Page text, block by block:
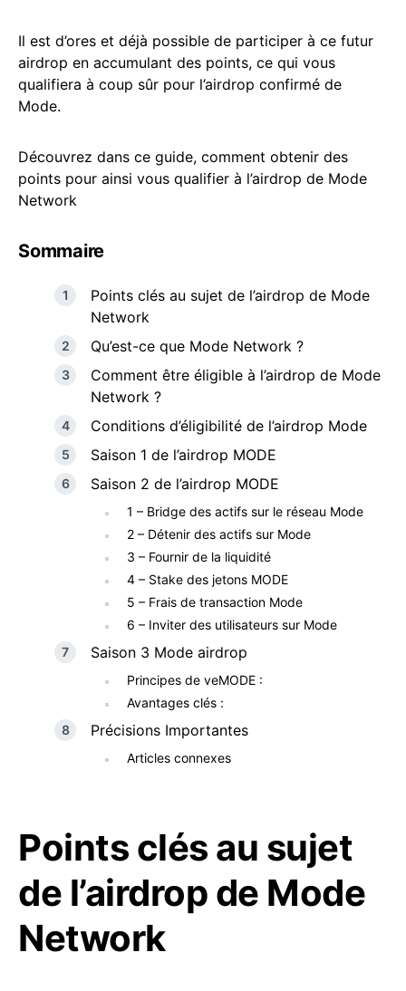
Il est d’ores et déjà possible de participer à ce futur
airdrop en accumulant des points, ce qui vous
qualifiera à coup sûr pour l’airdrop confirmé de
Mode.
Découvrez dans ce guide, comment obtenir des
points pour ainsi vous qualifier à l’airdrop de Mode
Network
Sommaire
Points clés au sujet de l’airdrop de Mode
Network
Qu’est-ce que Mode Network ?
Comment être éligible à l’airdrop de Mode
Network ?
Conditions d’éligibilité de l’airdrop Mode
Saison 1 de l’airdrop MODE
Saison 2 de l’airdrop MODE
1 – Bridge des actifs sur le réseau Mode
2 – Détenir des actifs sur Mode
3 – Fournir de la liquidité
4 – Stake des jetons MODE
5 – Frais de transaction Mode
6 – Inviter des utilisateurs sur Mode
Saison 3 Mode airdrop
Principes de veMODE :
Avantages clés :
Précisions Importantes
Articles connexes
Points clés au sujet
de l’airdrop de Mode
Network